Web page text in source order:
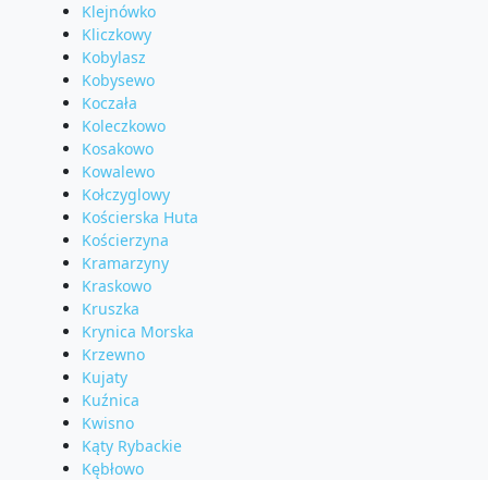
Klejnówko
Kliczkowy
Kobylasz
Kobysewo
Koczała
Koleczkowo
Kosakowo
Kowalewo
Kołczyglowy
Kościerska Huta
Kościerzyna
Kramarzyny
Kraskowo
Kruszka
Krynica Morska
Krzewno
Kujaty
Kuźnica
Kwisno
Kąty Rybackie
Kębłowo